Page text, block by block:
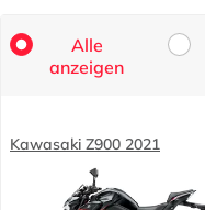
Alle
anzeigen
Kawasaki Z900 2021